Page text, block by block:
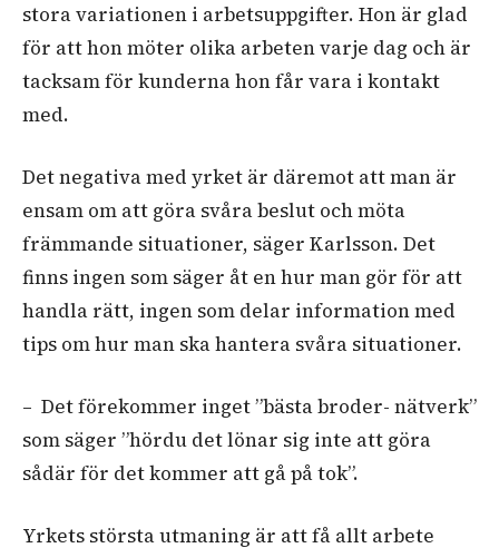
stora variationen i arbetsuppgifter. Hon är glad
för att hon möter olika arbeten varje dag och är
tacksam för kunderna hon får vara i kontakt
med.
Det negativa med yrket är däremot att man är
ensam om att göra svåra beslut och möta
främmande situationer, säger Karlsson. Det
finns ingen som säger åt en hur man gör för att
handla rätt, ingen som delar information med
tips om hur man ska hantera svåra situationer.
– Det förekommer inget ”bästa broder- nätverk”
som säger ”hördu det lönar sig inte att göra
sådär för det kommer att gå på tok”.
Yrkets största utmaning är att få allt arbete